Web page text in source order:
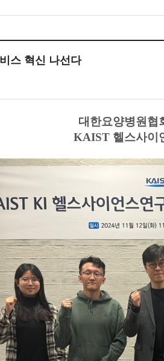
스 혁신 나선다
대한요양병원협
KAIST 헬스사이